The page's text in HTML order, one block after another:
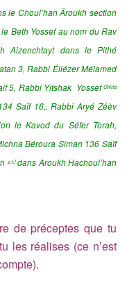
le Choul’han Âroukh section
Beth Yossef au nom du Rav
Aizenchtayt dans le Pithé
3, Rabbi Éliézer Mélamed
5, Rabbi Yitshak YossefChlita
Saïf 16,. Rabbi Aryé Zéèv
le Kavod du Séfer Torah,
Béroura Siman 136 Saïf
z.t.l dans Aroukh Hachoul’han
de préceptes que tu
les réalises (ce n’est